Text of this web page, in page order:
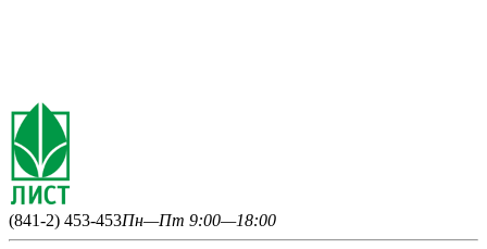
(841-2) 453-453Пн—Пт 9:00—18:00